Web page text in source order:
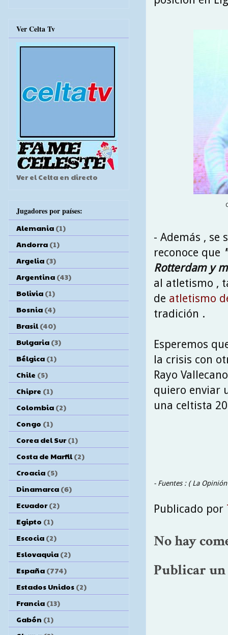
- Además , se
reconoce que
Rotterdam y
al atletismo ,
de atletismo
tradición .
Esperemos
la crisis con
Rayo
quiero enviar
una celtista
- Fuentes : ( La
Publicado por
No hay
Publicar
Ver Celta Tv
Ver el Celta en directo
Jugadores por países:
Alemania (1)
Andorra (1)
Argelia (3)
Argentina (43)
Bolivia (1)
Bosnia (4)
Brasil (40)
Bulgaria (3)
Bélgica (1)
Chile (5)
Chipre (1)
Colombia (2)
Congo (1)
Corea del Sur (1)
Costa de Marfil (2)
Croacia (5)
Dinamarca (6)
Ecuador (2)
Egipto (1)
Escocia (2)
Eslovaquia (2)
España (774)
Estados Unidos (2)
Francia (13)
Gabón (1)